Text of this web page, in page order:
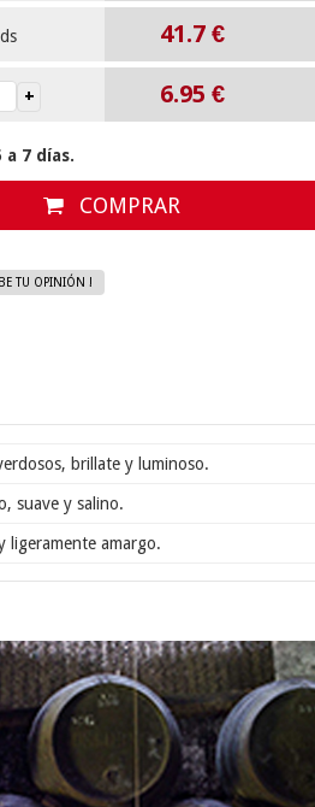
41.7 €
6.95 €
a 7 días.
COMPRAR
TU OPINIÓN !
brillate y luminoso.
suave y salino.
ligeramente amargo.